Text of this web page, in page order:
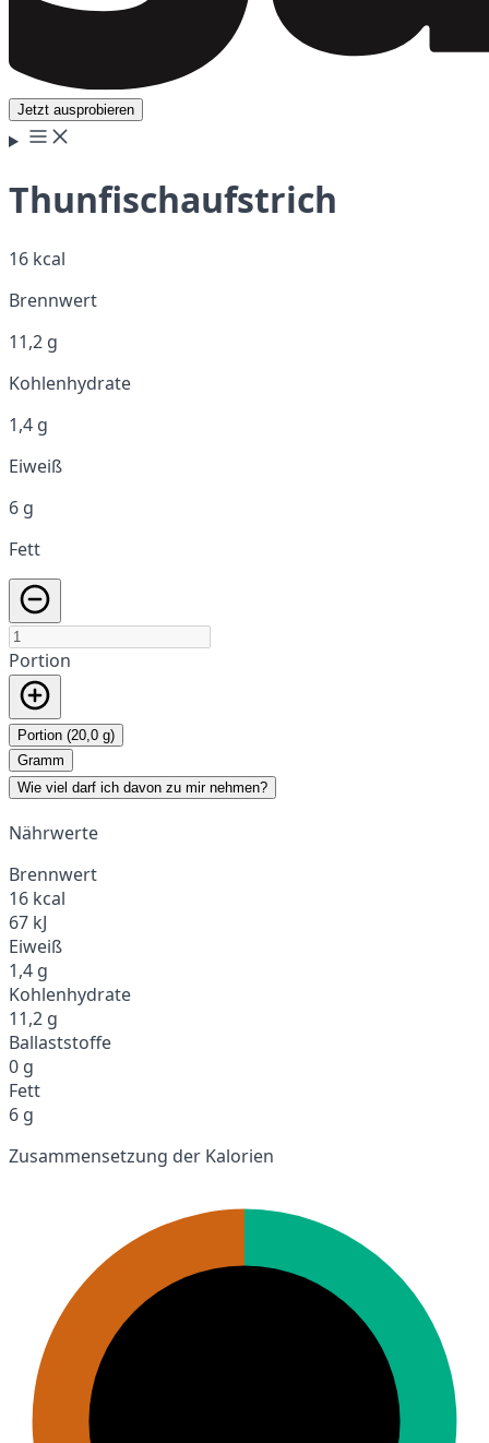
Jetzt ausprobieren
Thunfischaufstrich
16 kcal
Brennwert
11,2 g
Kohlenhydrate
1,4 g
Eiweiß
6 g
Fett
Portion
Portion (20,0 g)
Gramm
Wie viel darf ich davon zu mir nehmen?
Nährwerte
Brennwert
16 kcal
67 kJ
Eiweiß
1,4 g
Kohlenhydrate
11,2 g
Ballaststoffe
0 g
Fett
6 g
Zusammensetzung der Kalorien